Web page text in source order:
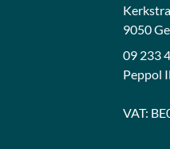
Contact:
Address:
9050
09 233
Peppol
VAT: